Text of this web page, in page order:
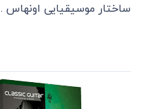
ساختار موسیقیایی اونهاس .